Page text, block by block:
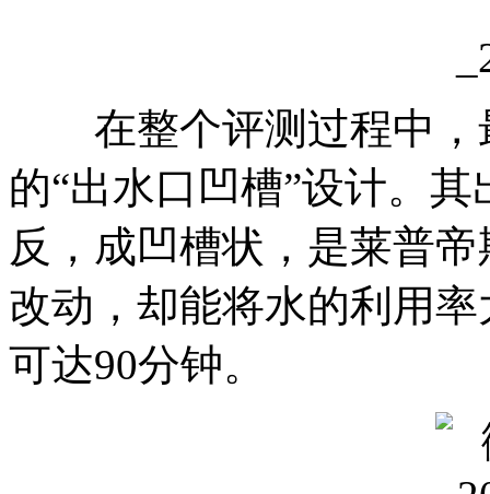
在整个评测过程中，
的“出水口凹槽”设计。
反，成凹槽状，是莱普
改动，却能将水的利用
可达90分钟。